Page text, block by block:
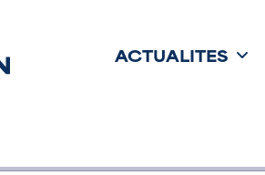
ACTUALITÉS